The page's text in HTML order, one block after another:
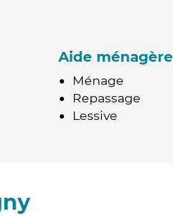
Aide ménagère
Ménage
Repassage
Lessive